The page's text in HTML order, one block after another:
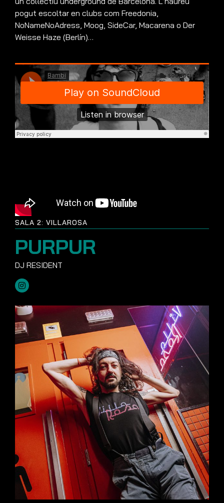
pogut escoltar en clubs com Freedonia,
NoNameNoAdress, Moog, SideCar, Macarena o Der
Weisse Haze (Berlín)…
SALA 2: VILLAROSA
PURPUR